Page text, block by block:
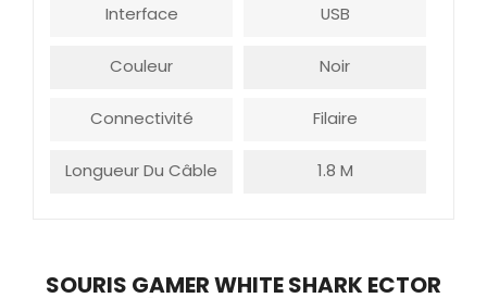
Interface USB
Couleur Noir
Connectivité Filaire
Longueur Du Câble 1.8 M
SOURIS GAMER WHITE SHARK ECTOR